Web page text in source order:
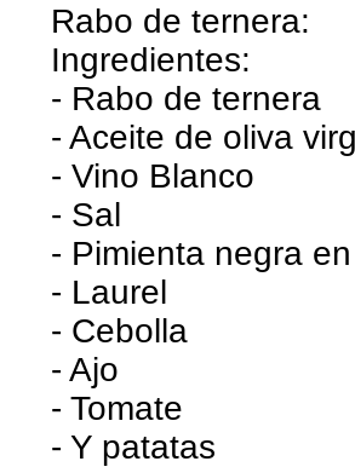
Rabo de ternera:
Ingredientes:
- Rabo de ternera
- Aceite de oliva
- Vino Blanco
- Sal
- Pimienta negra
- Laurel
- Cebolla
- Ajo
- Tomate
- Y patatas